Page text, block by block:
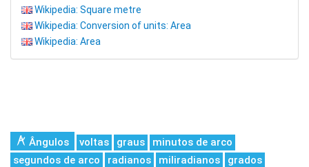
Wikipedia: Square metre
Wikipedia: Conversion of units: Area
Wikipedia: Area
Ângulos voltas graus
minutos de arco
segundos de arco
radianos miliradianos grados